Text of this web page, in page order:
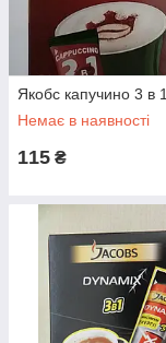
Якобс капучино 3 в 1
Немає в наявності
115 ₴